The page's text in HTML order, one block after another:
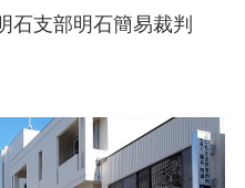
石支部明石簡易裁判